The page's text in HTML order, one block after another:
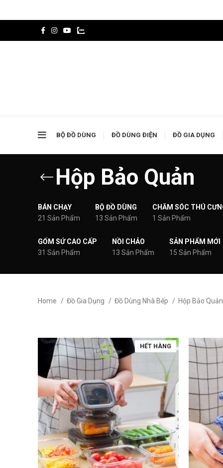
BỘ ĐỒ DÙNG ĐỒ DÙNG ĐIỆN ĐỒ GIA DỤNG
Hộp Bảo Quản
BÁN CHẠY
21 Sản Phẩm
BỘ ĐỒ DÙNG
13 Sản Phẩm
CHĂM SÓC THÚ
1 Sản Phẩm
GỐM SỨ CAO CẤP
31 Sản Phẩm
NỒI CHẢO
13 Sản Phẩm
SẢN PHẨM MỚI
15 Sản Phẩm
Home Đồ Gia Dụng Đồ Dùng Nhà Bếp Hộp Bảo
HẾT HÀNG